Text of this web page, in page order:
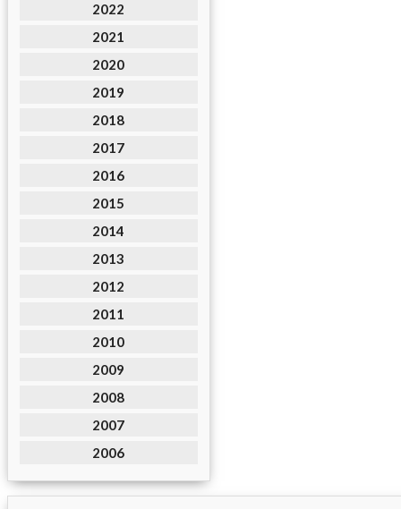
2022
2021
2020
2019
2018
2017
2016
2015
2014
2013
2012
2011
2010
2009
2008
2007
2006